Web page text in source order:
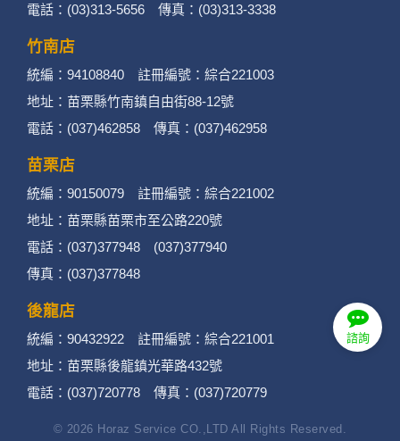
諮詢
電話：(03)313-5656 傳真：(03)313-3338
竹南店
統編：94108840 註冊編號：綜合221003
地址：苗栗縣竹南鎮自由街88-12號
電話：(037)462858 傳真：(037)462958
苗栗店
統編：90150079 註冊編號：綜合221002
地址：苗栗縣苗栗市至公路220號
電話：(037)377948 (037)377940
傳真：(037)377848
後龍店
統編：90432922 註冊編號：綜合221001
地址：苗栗縣後龍鎮光華路432號
電話：(037)720778 傳真：(037)720779
© 2026 Horaz Service CO.,LTD All Rights Reserved.